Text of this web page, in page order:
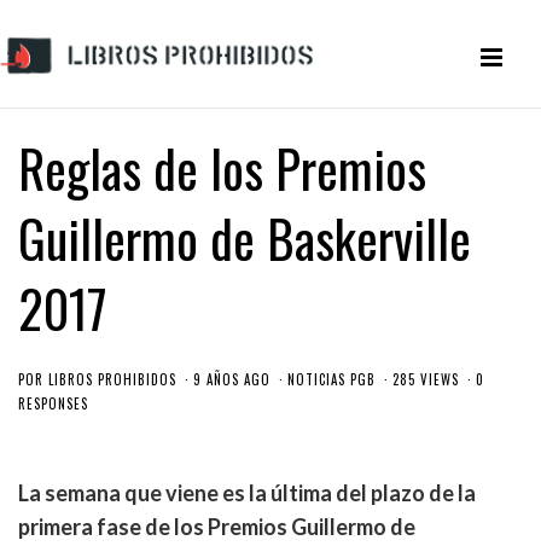
Reglas de los Premios
Guillermo de Baskerville
2017
POR LIBROS PROHIBIDOS 9 AÑOS AGO NOTICIAS PGB 285 VIEWS
0
RESPONSES
La semana que viene es la última del plazo de la
primera fase de los Premios Guillermo de